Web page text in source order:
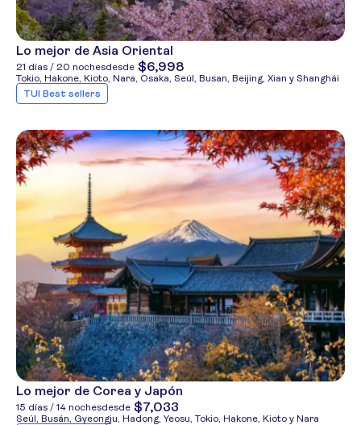
Lo mejor de Asia Oriental
21 días / 20 nochesdesde $6,998
Tokio, Hakone, Kioto, Nara, Osaka, Seúl, Busan, Beijing, Xian y Shanghái
TUI Best sellers
Lo mejor de Corea y Japón
15 días / 14 nochesdesde $7,033
Seúl, Busán, Gyeongju, Hadong, Yeosu, Tokio, Hakone, Kioto y Nara